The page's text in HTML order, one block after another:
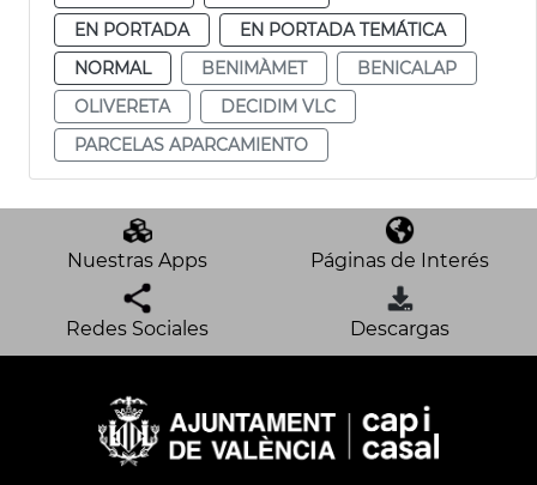
EN PORTADA
EN PORTADA TEMÁTICA
NORMAL
BENIMÀMET
BENICALAP
OLIVERETA
DECIDIM VLC
PARCELAS APARCAMIENTO
Nuestras Apps Páginas de Interés
Redes Sociales Descargas